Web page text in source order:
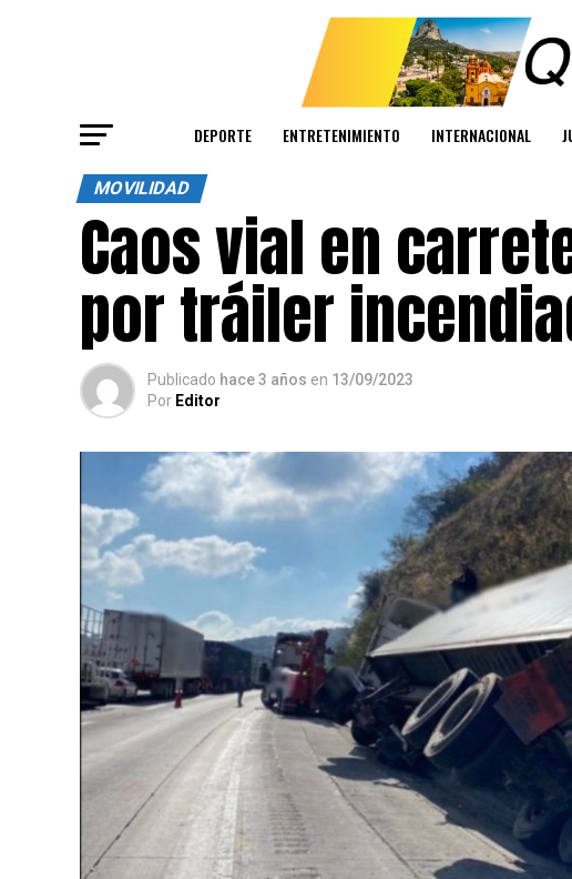
DEPORTE ENTRETENIMIENTO INTERNACIONAL
MOVILIDAD
Caos vial en
por tráiler
Publicado hace 3 años en 13/09/2023
Por Editor